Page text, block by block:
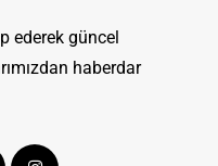
ederek güncel
haberdar